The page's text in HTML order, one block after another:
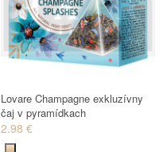
Lovare Champagne exkluzívny
čaj v pyramídkach
2.98 €